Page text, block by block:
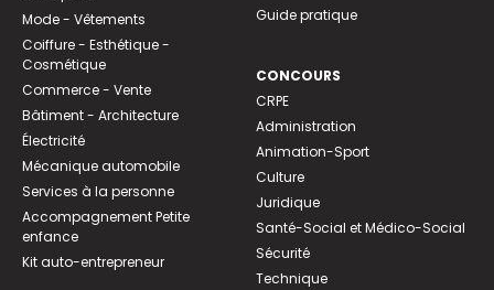
Mode - Vêtements
Coiffure - Esthétique -
Cosmétique
Commerce - Vente
Bâtiment - Architecture
Électricité
Mécanique automobile
Services à la personne
Accompagnement Petite
enfance
Kit auto-entrepreneur
Guide pratique
CONCOURS
CRPE
Administration
Animation-Sport
Culture
Juridique
Santé-Social et Médico-Social
Sécurité
Technique